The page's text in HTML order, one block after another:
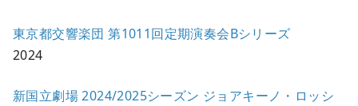
東京都交響楽団 第1011回定期演奏会Bシリーズ
2024
新国立劇場 2024/2025シーズン ジョアキーノ・ロッシ